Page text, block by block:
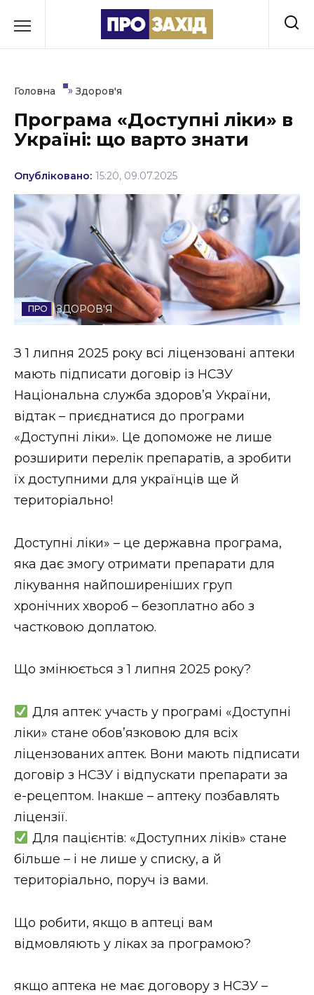
до
Культура
Освіта
Події
Політика
Соціум
Спорт
Стиль життя
Втрачений Ужгород
Втрачений Ужгород (відеоверсія)
ЗАКАРПАТСЬКІ НОВИНИ
ВІДЕО
Головна » Здоров'я
Програма «Доступні ліки» в
Україні: що варто знати
Опубліковано: 15:20, 09.07.2025
ЗДОРОВ'Я
З 1 липня 2025 року всі ліцензовані аптеки
мають підписати договір із НСЗУ
Національна служба здоров’я України,
відтак – приєднатися до програми
«Доступні ліки». Це допоможе не лише
розширити перелік препаратів, а зробити
їх доступними для українців ще й
територіально!
Доступні ліки» – це державна програма,
яка дає змогу отримати препарати для
лікування найпоширеніших груп
хронічних хвороб – безоплатно або з
частковою доплатою.
Що змінюється з 1 липня 2025 року?
Для аптек: участь у програмі «Доступні
ліки» стане обов’язковою для всіх
ліцензованих аптек. Вони мають підписати
договір з НСЗУ і відпускати препарати за
е-рецептом. Інакше – аптеку позбавлять
ліцензії.
Для пацієнтів: «Доступних ліків» стане
більше – і не лише у списку, а й
територіально, поруч із вами.
Що робити, якщо в аптеці вам
відмовляють у ліках за програмою?
якщо аптека не має договору з НСЗУ –